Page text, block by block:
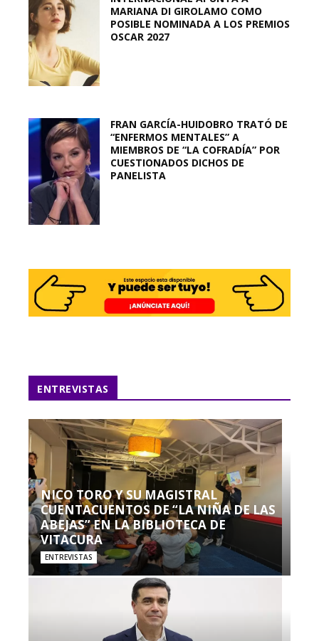
MARIANA DI GIROLAMO COMO
POSIBLE NOMINADA A LOS PREMIOS
OSCAR 2027
FRAN GARCÍA-HUIDOBRO TRATÓ DE
“ENFERMOS MENTALES” A
MIEMBROS DE “LA COFRADÍA” POR
CUESTIONADOS DICHOS DE
PANELISTA
ENTREVISTAS
NICO TORO Y SU MAGISTRAL
CUENTACUENTOS DE “LA NIÑA DE LAS
ABEJAS” EN LA BIBLIOTECA DE
VITACURA
ENTREVISTAS